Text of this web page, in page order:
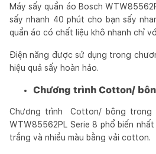
Máy sấy quần áo Bosch
sấy nhanh 40 phút cho bạn sấy
quần áo có chất liệu khô nhanh chỉ
Điện năng được sử dụng trong
hiệu quả sấy hoàn hảo.
Chương trình Cotton/
Chương trình Cotton/ bông trong
WTW85562PL Serie 8 phổ biến
trắng và nhiều màu bằng vải cotton.